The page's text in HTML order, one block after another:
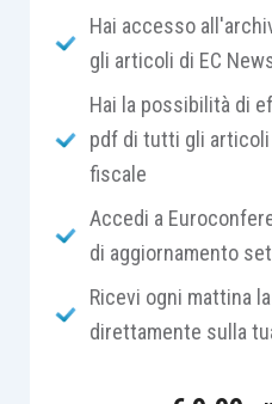
A tal fine, alD.M. 55/2013
materia di emissione,
della fattura
amministrazioni
nuovo articolo 2-
ipotesi di diniego
parte della PA.
Le pubbliche
rifiutare le fatture
Hai accesso
gli articoli di EC
Hai la possibilità di
pdf di tutti gli articoli
fiscale
Accedi a
di aggiornamento
Ricevi ogni mattina
direttamente sulla